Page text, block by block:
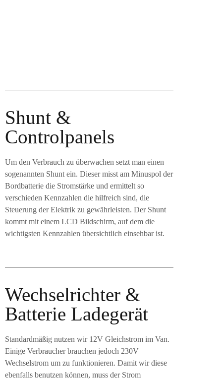
Shunt &
Controlpanels
Um den Verbrauch zu überwachen setzt man einen
sogenannten Shunt ein. Dieser misst am Minuspol der
Bordbatterie die Stromstärke und ermittelt so
verschieden Kennzahlen die hilfreich sind, die
Steuerung der Elektrik zu gewährleisten. Der Shunt
kommt mit einem LCD Bildschirm, auf dem die
wichtigsten Kennzahlen übersichtlich einsehbar ist.
Wechselrichter &
Batterie Ladegerät
Standardmäßig nutzen wir 12V Gleichstrom im Van.
Einige Verbraucher brauchen jedoch 230V
Wechselstrom um zu funktionieren. Damit wir diese
ebenfalls benutzen können, muss der Strom